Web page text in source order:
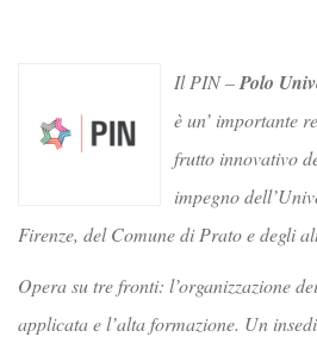
Il PIN –Polo
è un’ importante
frutto innovativo
impegno
Firenze, del Comune di Prato e degli
Opera su tre fronti: l’organizzazione
applicata e l’alta formazione. Un